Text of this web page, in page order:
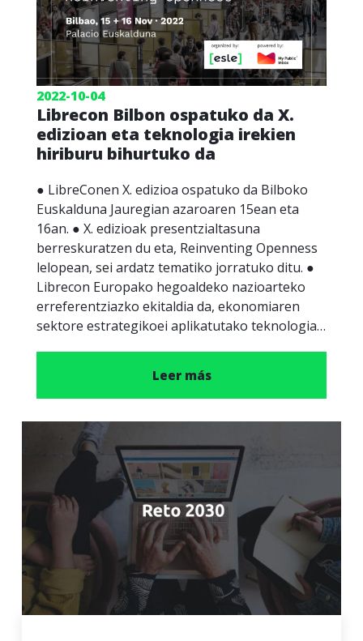
2022-10-04
Librecon Bilbon ospatuko da X.
edizioan eta teknologia irekien
hiriburu bihurtuko da
● LibreConen X. edizioa ospatuko da Bilboko
Euskalduna Jauregian azaroaren 15ean eta
16an. ● X. edizioak presentzialtasuna
berreskuratzen du eta, Reinventing Openness
lelopean, sei ardatz tematiko jorratuko ditu. ●
Librecon Europako hegoaldeko nazioarteko
erreferentziazko ekitaldia da, ekonomiaren
sektore estrategikoei aplikatutako teknologia…
Leer más